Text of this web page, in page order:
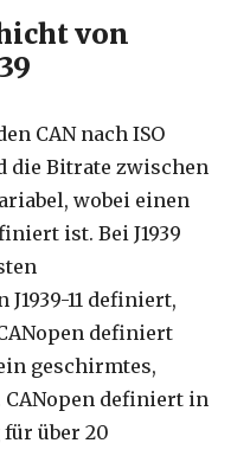
von
CAN nach ISO
die Bitrate zwischen
wobei einen
ist. Bei J1939
11 definiert,
definiert
geschirmtes,
definiert in
für über 20